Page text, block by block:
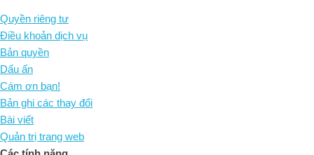
Quyền riêng tư
Điều khoản dịch vụ
Bản quyền
Dấu ấn
Cám ơn bạn!
Bản ghi các thay đổi
Bài viết
Quản trị trang web